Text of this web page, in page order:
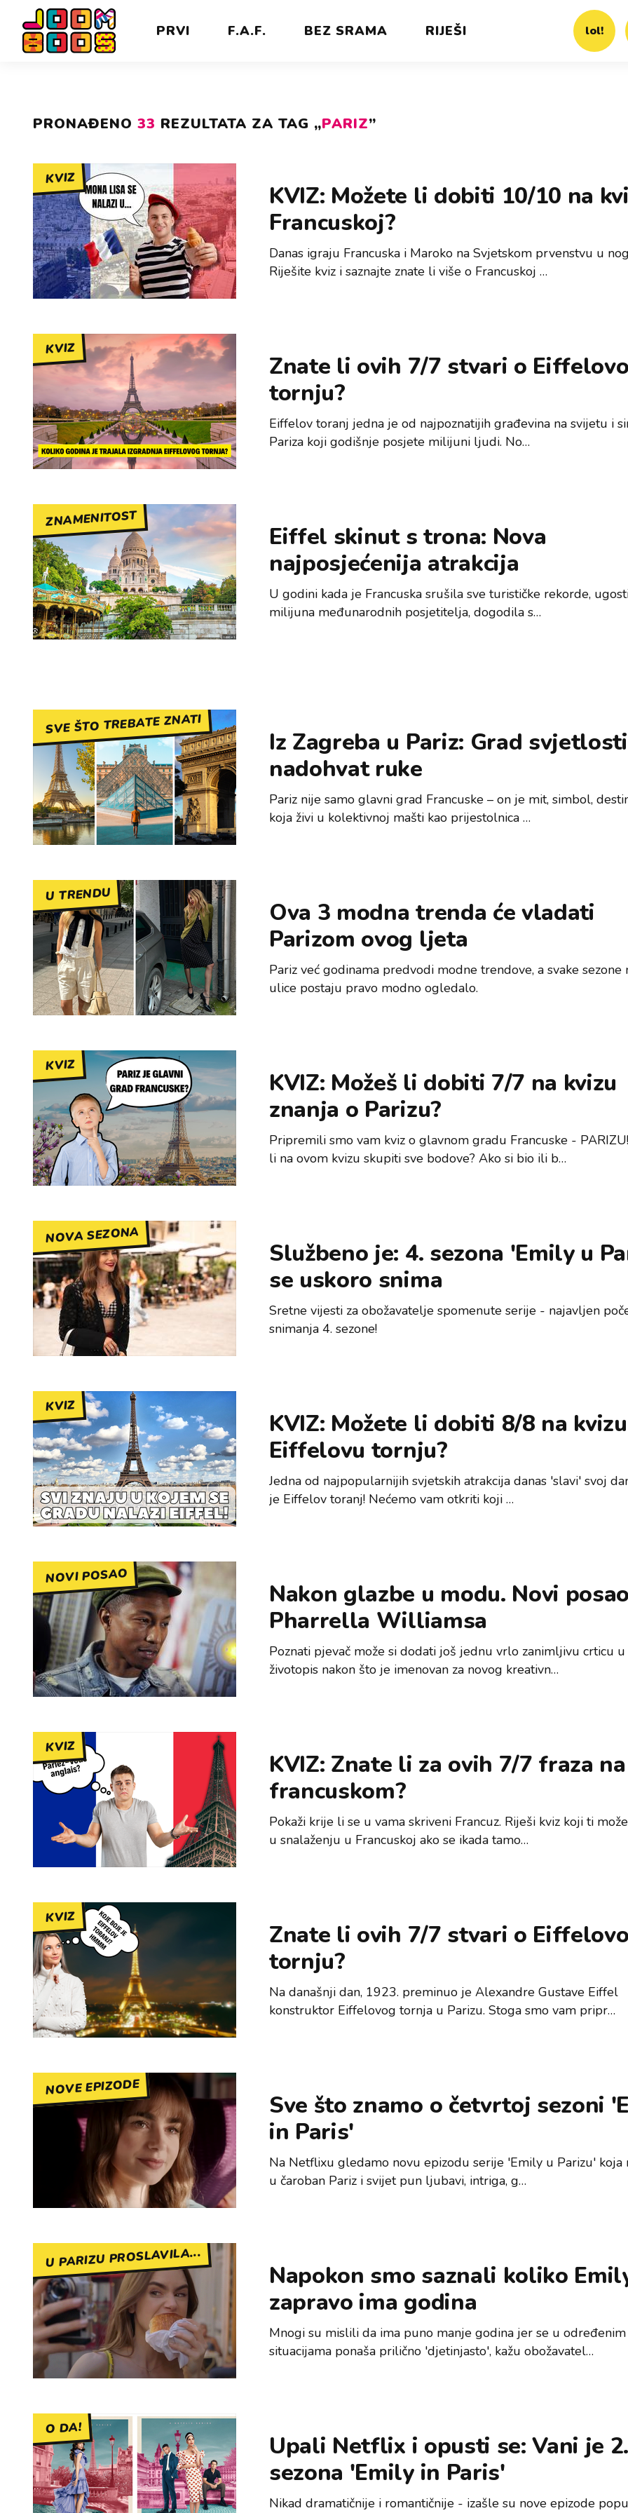
PRVI F.A.F. BEZ SRAMA RIJEŠI lol!
PRONAĐENO 33 REZULTATA ZA TAG „PARIZ”
KVIZ
KVIZ: Možete li dobiti 10/10 na
Francuskoj?
Danas igraju Francuska i Maroko na Svjetskom prvenstvu u
Riješite kviz i saznajte znate li više o Francuskoj …
KVIZ
Znate li ovih 7/7 stvari o
tornju?
Eiffelov toranj jedna je od najpoznatijih građevina na svijetu i
Pariza koji godišnje posjete milijuni ljudi. No…
ZNAMENITOST
Eiffel skinut s trona: Nova
najposjećenija atrakcija
U godini kada je Francuska srušila sve turističke rekorde,
milijuna međunarodnih posjetitelja, dogodila s…
SVE ŠTO TREBATE ZNATI
Iz Zagreba u Pariz: Grad svjetlosti
nadohvat ruke
Pariz nije samo glavni grad Francuske – on je mit, simbol,
koja živi u kolektivnoj mašti kao prijestolnica …
U TRENDU
Ova 3 modna trenda će vladati
Parizom ovog ljeta
Pariz već godinama predvodi modne trendove, a svake sezone
ulice postaju pravo modno ogledalo.
KVIZ
KVIZ: Možeš li dobiti 7/7 na kvizu
znanja o Parizu?
Pripremili smo vam kviz o glavnom gradu Francuske -
li na ovom kvizu skupiti sve bodove? Ako si bio ili b…
NOVA SEZONA
Službeno je: 4. sezona 'Emily u
se uskoro snima
Sretne vijesti za obožavatelje spomenute serije - najavljen
snimanja 4. sezone!
KVIZ
KVIZ: Možete li dobiti 8/8 na
Eiffelovu tornju?
Jedna od najpopularnijih svjetskih atrakcija danas 'slavi' svoj
je Eiffelov toranj! Nećemo vam otkriti koji …
NOVI POSAO
Nakon glazbe u modu. Novi
Pharrella Williamsa
Poznati pjevač može si dodati još jednu vrlo zanimljivu crticu u
životopis nakon što je imenovan za novog kreativn…
KVIZ
KVIZ: Znate li za ovih 7/7 fraza na
francuskom?
Pokaži krije li se u vama skriveni Francuz. Riješi kviz koji ti
u snalaženju u Francuskoj ako se ikada tamo…
KVIZ
Znate li ovih 7/7 stvari o
tornju?
Na današnji dan, 1923. preminuo je Alexandre Gustave Eiffel
konstruktor Eiffelovog tornja u Parizu. Stoga smo vam pripr…
NOVE EPIZODE
Sve što znamo o četvrtoj sezoni
in Paris'
Na Netflixu gledamo novu epizodu serije 'Emily u Parizu' koja
u čaroban Pariz i svijet pun ljubavi, intriga, g…
U PARIZU PROSLAVILA...
Napokon smo saznali koliko
zapravo ima godina
Mnogi su mislili da ima puno manje godina jer se u određenim
situacijama ponaša prilično 'djetinjasto', kažu obožavatel…
O DA!
Upali Netflix i opusti se: Vani je 2.
sezona 'Emily in Paris'
Nikad dramatičnije i romantičnije - izašle su nove epizode